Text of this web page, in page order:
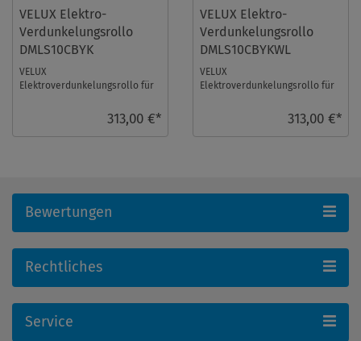
VELUX Elektro-
Verdunkelungsrollo
DMLS10CBYK
VELUX
Elektroverdunkelungsrollo für
you!, alu Schiene, io-313,00 €*
VELUX Elektro-
Verdunkelungsrollo
DMLS10CBYKWL
VELUX
Elektroverdunkelungsrollo für
you!, weiße Schiene, io-313,00 €*
Bewertungen
Rechtliches
Service